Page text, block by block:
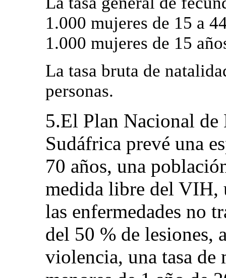
1.000 mujeres de 15 a
1.000 mujeres de 15
La tasa bruta de
personas.
5.El Plan Nacional
Sudáfrica prevé una
70 años, una
medida libre del VIH,
las enfermedades no
del 50 % de lesiones,
violencia, una tasa de